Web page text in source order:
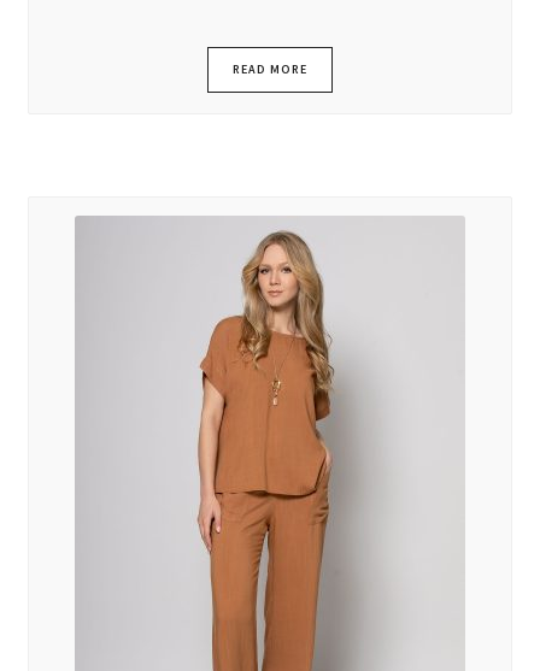
READ MORE